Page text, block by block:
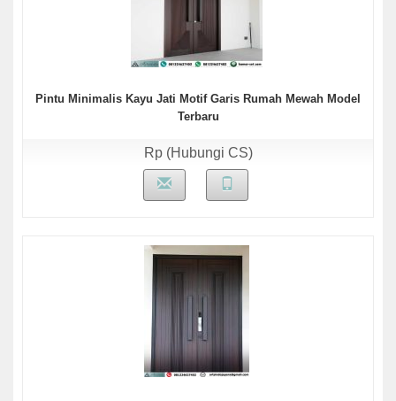
Pintu Minimalis Kayu Jati Motif Garis Rumah Mewah Model
Terbaru
Rp (Hubungi CS)